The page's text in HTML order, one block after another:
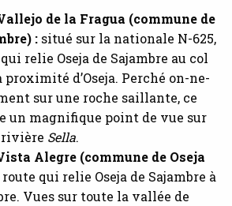
de la Fragua (commune de
: situé sur la nationale N-625,
relie Oseja de Sajambre au col
proximité d’Oseja. Perché on-ne-
sur une roche saillante, ce
un magnifique point de vue sur
rivière Sella.
Alegre (commune de Oseja
route qui relie Oseja de Sajambre à
Vues sur toute la vallée de